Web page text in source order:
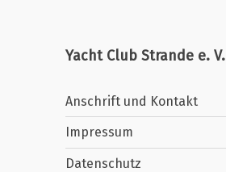
Yacht Club Strande e. V.
Anschrift und Kontakt
Impressum
Datenschutz